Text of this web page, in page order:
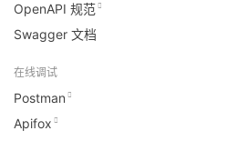
OpenAPI 规范
Swagger 文档
在线调试
Postman
Apifox